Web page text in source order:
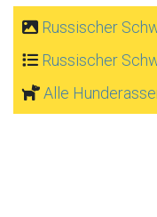
Russischer
Russischer
Alle